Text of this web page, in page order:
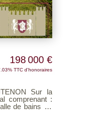
198 000 €
TTC d'honoraires
de bains , 2